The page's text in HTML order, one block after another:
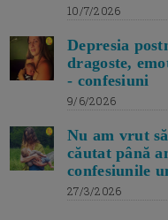
10/7/2026
Depresia
dragoste,
- confesiuni
9/6/2026
Nu am vrut
căutat până
confesiunile
27/3/2026